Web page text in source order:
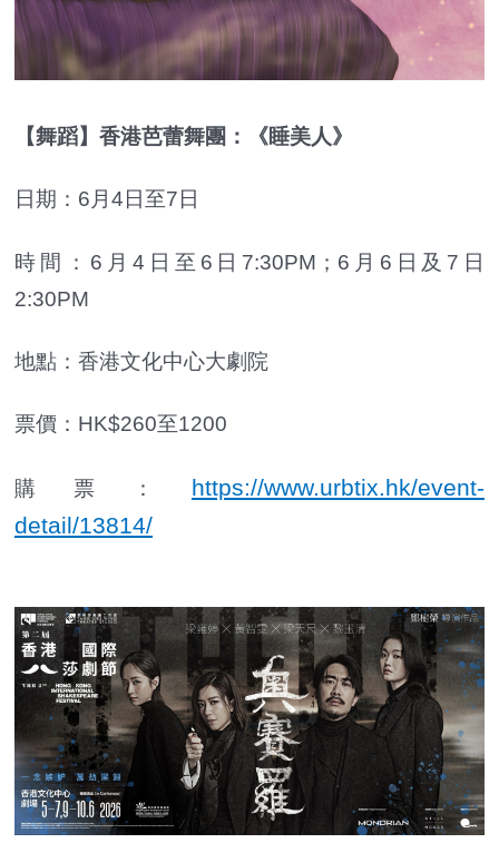
【舞蹈】香港芭蕾舞團：《睡美人》
日期：6月4日至7日
時間：6月4日至6日7:30PM；6月6日及7日
2:30PM
地點：香港文化中心大劇院
票價：HK$260至1200
購票： https://www.urbtix.hk/event-
detail/13814/